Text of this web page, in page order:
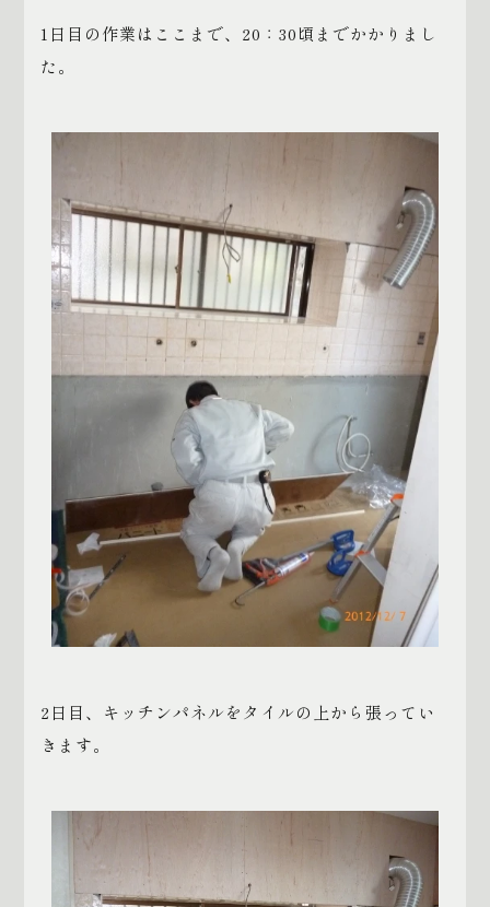
1日目の作業はここまで、20：30頃までかかりまし
た。
2日目、キッチンパネルをタイルの上から張ってい
きます。